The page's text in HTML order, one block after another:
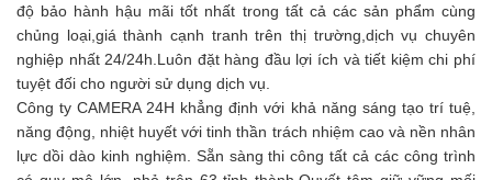
độ bảo hành hậu mãi tốt nhất trong tất cả các sản phẩm cùng
chủng loại,giá thành cạnh tranh trên thị trường,dịch vụ chuyên
nghiệp nhất 24/24h.Luôn đặt hàng đầu lợi ích và tiết kiệm chi phí
tuyệt đối cho người sử dụng dịch vụ.
Công ty CAMERA 24H khẳng định với khả năng sáng tạo trí tuệ,
năng động, nhiệt huyết với tinh thần trách nhiệm cao và nền nhân
lực dồi dào kinh nghiệm. Sẵn sàng thi công tất cả các công trình